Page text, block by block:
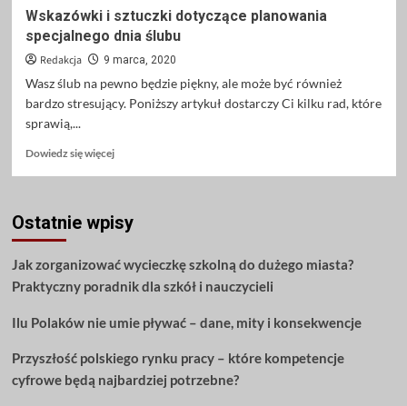
Wskazówki i sztuczki dotyczące planowania
specjalnego dnia ślubu
Redakcja 9 marca, 2020
Wasz ślub na pewno będzie piękny, ale może być również
bardzo stresujący. Poniższy artykuł dostarczy Ci kilku rad, które
sprawią,...
Dowiedz się więcejDowiedz
Wskazówki
dotyczące
planowania
dnia
Ostatnie wpisy
Jak zorganizować wycieczkę szkolną do dużego miasta?
Praktyczny poradnik dla szkół i nauczycieli
Ilu Polaków nie umie pływać – dane, mity i konsekwencje
Przyszłość polskiego rynku pracy – które kompetencje
cyfrowe będą najbardziej potrzebne?